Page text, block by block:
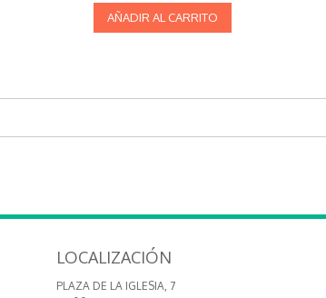
AÑADIR AL CARRITO
LOCALIZACIÓN
PLAZA DE LA IGLESIA, 7